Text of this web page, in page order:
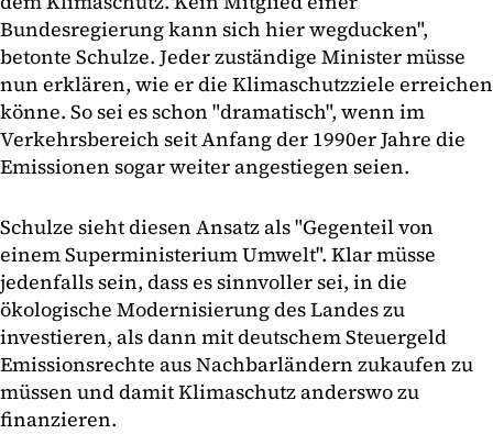
Bundesregierung kann sich hier wegducken",
betonte Schulze. Jeder zuständige Minister müsse
nun erklären, wie er die Klimaschutzziele erreichen
könne. So sei es schon "dramatisch", wenn im
Verkehrsbereich seit Anfang der 1990er Jahre die
Emissionen sogar weiter angestiegen seien.
Schulze sieht diesen Ansatz als "Gegenteil von
einem Superministerium Umwelt". Klar müsse
jedenfalls sein, dass es sinnvoller sei, in die
ökologische Modernisierung des Landes zu
investieren, als dann mit deutschem Steuergeld
Emissionsrechte aus Nachbarländern zukaufen zu
müssen und damit Klimaschutz anderswo zu
finanzieren.